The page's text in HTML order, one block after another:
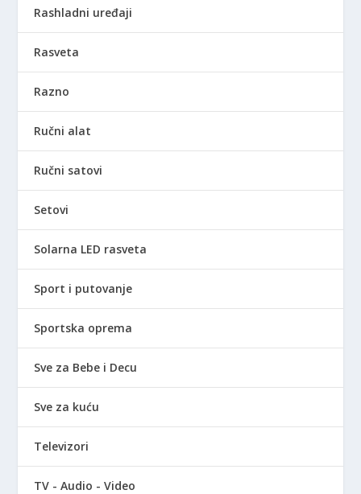
Rashladni uređaji
Rasveta
Razno
Ručni alat
Ručni satovi
Setovi
Solarna LED rasveta
Sport i putovanje
Sportska oprema
Sve za Bebe i Decu
Sve za kuću
Televizori
TV - Audio - Video